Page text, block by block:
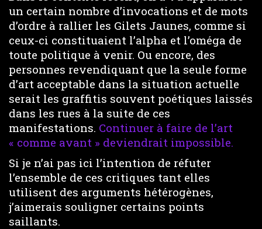
un certain nombre d’invocations et de mots
d’ordre à rallier les Gilets Jaunes, comme si
ceux-ci constituaient l’alpha et l’oméga de
toute politique à venir. Ou encore, des
personnes revendiquant que la seule forme
d’art acceptable dans la situation actuelle
serait les graffitis souvent poétiques laissés
dans les rues à la suite de ces
manifestations. Continuer à faire de l’art
« comme avant » deviendrait impossible.
Si je n’ai pas ici l’intention de réfuter
l’ensemble de ces critiques tant elles
utilisent des arguments hétérogènes,
j’aimerais souligner certains points
saillants.